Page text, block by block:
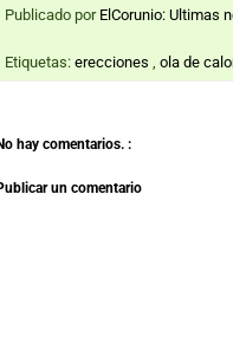
Publicado por ElCorunio: Ultimas
Etiquetas: erecciones ola de
hay comentarios. :
un comentario